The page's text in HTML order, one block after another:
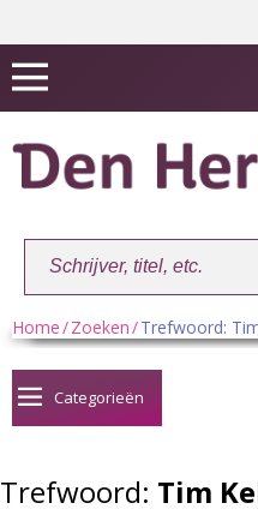
Home/Zoeken/Trefwoord:
Categorieën
Trefwoord: Tim